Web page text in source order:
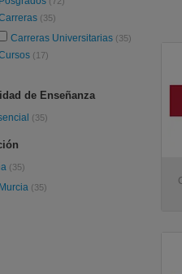
(35)
Carreras Universitarias (35)
(17)
de Enseñanza
(35)
(35)
Murcia (35)